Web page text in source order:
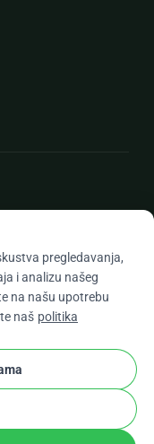
pregledavanja,
i analizu našeg
na našu upotrebu
naš politika